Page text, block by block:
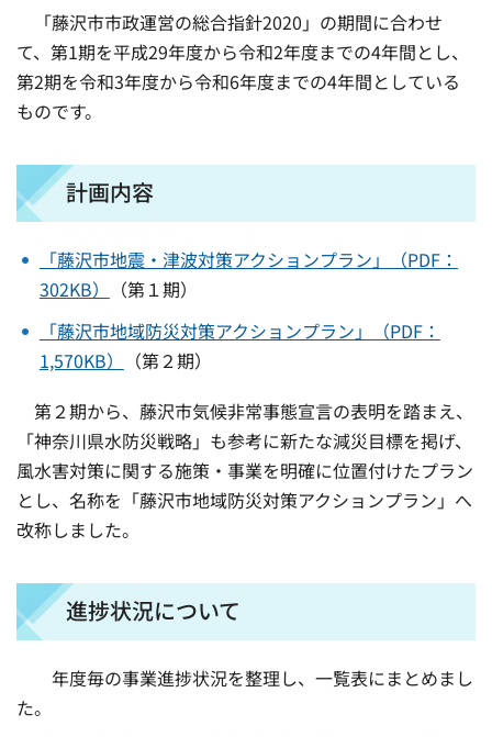
「藤沢市市政運営の総合指針2020」の期間に合わせ
て、第1期を平成29年度から令和2年度までの4年間とし、
第2期を令和3年度から令和6年度までの4年間としている
ものです。
計画内容
「藤沢市地震・津波対策アクションプラン」（PDF：
302KB）
（第１期）
「藤沢市地域防災対策アクションプラン」（PDF：
1,570KB）
（第２期）
第２期から、藤沢市気候非常事態宣言の表明を踏まえ、
「神奈川県水防災戦略」も参考に新たな減災目標を掲げ、
風水害対策に関する施策・事業を明確に位置付けたプラン
とし、名称を「藤沢市地域防災対策アクションプラン」へ
改称しました。
進捗状況について
年度毎の事業進捗状況を整理し、一覧表にまとめまし
た。